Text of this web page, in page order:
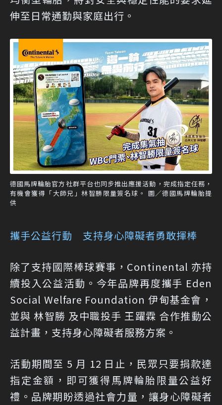
伸至日常通勤與家庭出行。
德國馬牌輪胎官方社群平台也同步推出應援活動，完成指定任務，
有機會獲得「大師兄」林智勝限量簽名球。 圖／德國馬牌輪胎提
供
攜手公益行動 支持身心障礙者勇敢揮棒
除了支持國際棒球賽事，Continental 亦持
續投入公益活動。今年品牌再度攜手 Eden
Social Welfare Foundation 伊甸基金會，
並與 林智勝 及中職投手 王躍霖 合作推動公
益計畫，支持身心障礙者服務方案。
活動期間至 5 月 12 日止，民眾只要捐款達
指定金額，即可獲得馬牌輪胎限量公益好
禮。品牌期盼透過社會力量，讓身心障礙者